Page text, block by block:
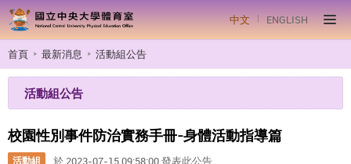
中文 ENGLISH
首頁 最新消息 活動組公告
活動組公告
校園性別事件防治實務手冊-身體活動指導篇
活動組 於 2023-07-15 09:58:00 發表此公告